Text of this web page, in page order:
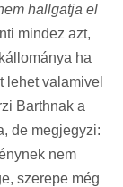
hallgatja el
mindez azt,
ha
lehet valamivel
Barthnak a
de megjegyzi:
nem
szerepe még